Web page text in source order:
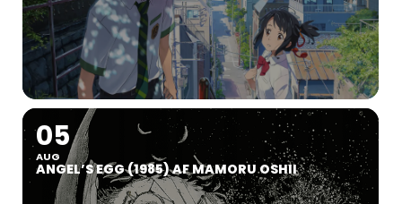
05
AUG
ANGEL’S EGG (1985) AF MAMORU OSHII